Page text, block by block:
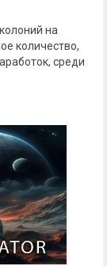
на
количество,
среди